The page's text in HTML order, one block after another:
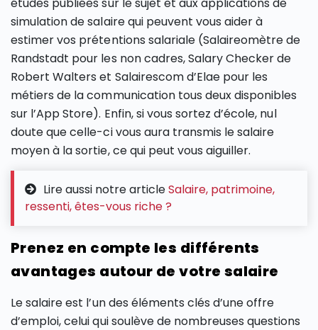
simulation de salaire qui peuvent vous aider à
estimer vos prétentions salariale (Salaireomètre de
Randstadt pour les non cadres, Salary Checker de
Robert Walters et Salairescom d’Elae pour les
métiers de la communication tous deux disponibles
sur l’App Store). Enfin, si vous sortez d’école, nul
doute que celle-ci vous aura transmis le salaire
moyen à la sortie, ce qui peut vous aiguiller.
Lire aussi notre articleSalaire, patrimoine,
ressenti, êtes-vous riche ?
Prenez en compte les différents
avantages autour de votre salaire
Le salaire est l’un des éléments clés d’une offre
d’emploi, celui qui soulève de nombreuses questions